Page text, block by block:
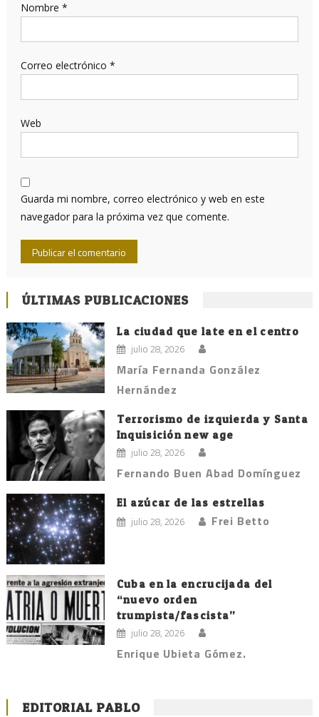
Nombre *
Correo electrónico *
Web
Guarda mi nombre, correo electrónico y web en este
navegador para la próxima vez que comente.
ÚLTIMAS PUBLICACIONES
La ciudad que late en el centro
julio 28, 2026
María Fernanda González
Hernández
Terrorismo de izquierda y Santa
Inquisición new age
julio 28, 2026
Fernando Buen Abad Domínguez
El azúcar de las estrellas
julio 28, 2026 Frei Betto
Cuba en la encrucijada del
“nuevo orden
trumpista/fascista”
julio 28, 2026
Enrique Ubieta Gómez.
EDITORIAL PABLO